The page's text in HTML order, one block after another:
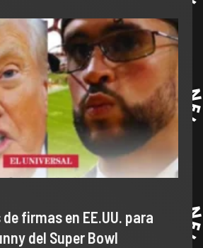
firmas en EE.UU. para
del Super Bowl